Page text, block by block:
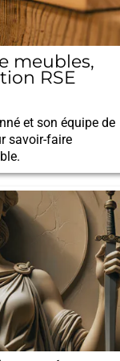
meubles,
RSE
et son équipe de
savoir-faire